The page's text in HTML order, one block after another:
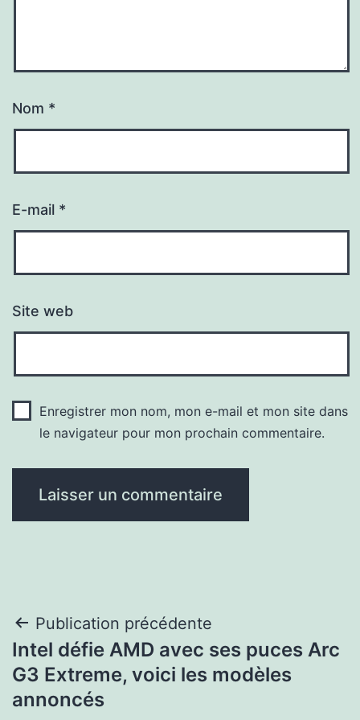
Nom *
E-mail *
Site web
Enregistrer mon nom, mon e-mail et mon site dans
le navigateur pour mon prochain commentaire.
Navigation
de
l’article
Publication précédente
Intel défie AMD avec ses puces Arc
G3 Extreme, voici les modèles
annoncés